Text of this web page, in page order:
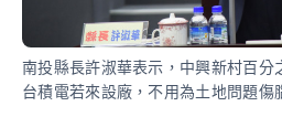
南投縣長許淑華表示，中興新村百分
台積電若來設廠，不用為土地問題傷